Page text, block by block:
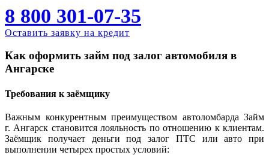
8 800 301-07-35
Оставить заявку на кредит
Как оформить займ под залог автомобиля в
Ангарске
Требования к заёмщику
Важным конкурентным преимуществом автоломбарда Займ
г. Ангарск становится лояльность по отношению к клиентам.
Заёмщик получает деньги под залог ПТС или авто при
выполнении четырех простых условий: